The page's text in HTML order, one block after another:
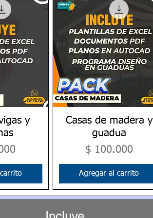
y
Vista rápida
Casas de madera y
guadua
Precio
$ 100.000
Agregar al carrito